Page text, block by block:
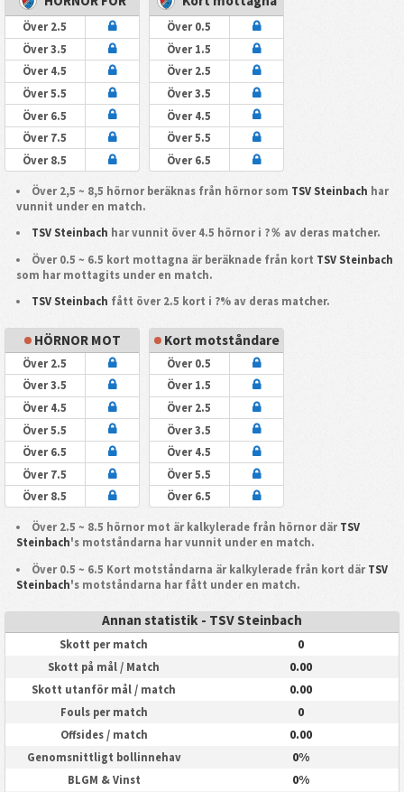
Över 2.5
Över 3.5
Över 4.5
Över 5.5
Över 6.5
Över 7.5
Över 8.5
Över 0.5
Över 1.5
Över 2.5
Över 3.5
Över 4.5
Över 5.5
Över 6.5
Över 2,5 ~ 8,5 hörnor beräknas från hörnor som TSV Steinbach har
vunnit under en match.
TSV Steinbach har vunnit över 4.5 hörnor i ?％ av deras matcher.
Över 0.5 ~ 6.5 kort mottagna är beräknade från kort TSV Steinbach
som har mottagits under en match.
TSV Steinbach fått över 2.5 kort i ?% av deras matcher.
HÖRNOR MOT
Över 2.5
Över 3.5
Över 4.5
Över 5.5
Över 6.5
Över 7.5
Över 8.5
Kort motståndare
Över 0.5
Över 1.5
Över 2.5
Över 3.5
Över 4.5
Över 5.5
Över 6.5
Över 2.5 ~ 8.5 hörnor mot är kalkylerade från hörnor där TSV
Steinbach's motståndarna har vunnit under en match.
Över 0.5 ~ 6.5 Kort motståndarna är kalkylerade från kort där TSV
Steinbach's motståndarna har fått under en match.
Annan statistik - TSV Steinbach
Skott per match 0
Skott på mål / Match 0.00
Skott utanför mål / match 0.00
Fouls per match 0
Offsides / match 0.00
Genomsnittligt bollinnehav 0%
BLGM & Vinst 0%